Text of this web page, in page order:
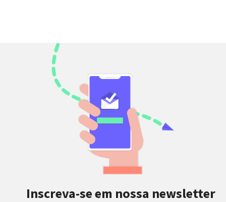
Inscreva-se em nossa newsletter